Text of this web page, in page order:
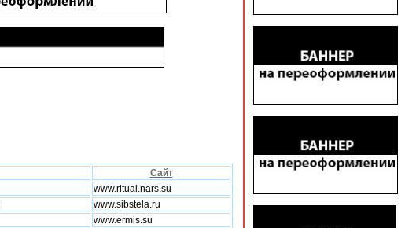
Сайт
www.ritual.nars.su
www.sibstela.ru
www.ermis.su